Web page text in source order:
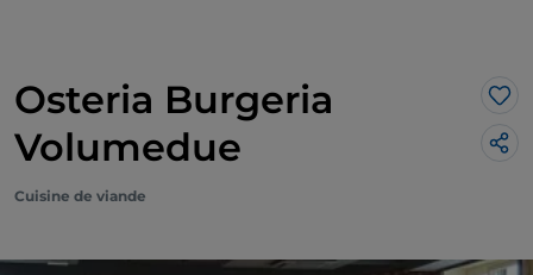
Osteria Burgeria
Volumedue
Cuisine de viande